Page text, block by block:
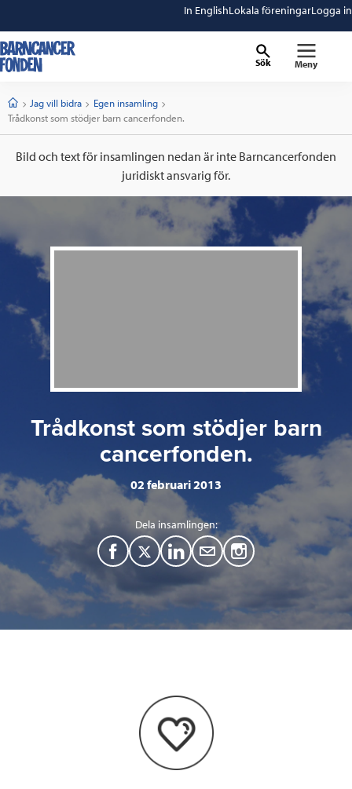
In EnglishLokala föreningarLogga in
Sök Meny
StartJag vill bidra
Egen insamling
Current:
Trådkonst som stödjer barn cancerfonden.
Bild och text för insamlingen nedan är inte Barncancerfonden
juridiskt ansvarig för.
Trådkonst som stödjer barn
cancerfonden.
02 februari 2013
Dela insamlingen:
F
T
e
L
i
I
n
M
a
i